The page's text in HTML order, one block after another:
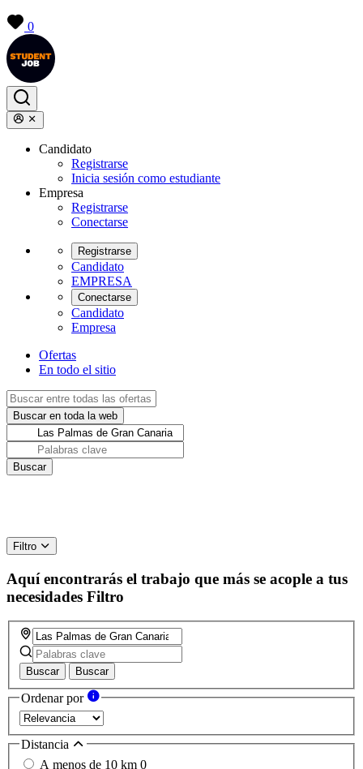
0
Candidato
Registrarse
Inicia sesión como estudiante
Empresa
Registrarse
Conectarse
Registrarse
Candidato
EMPRESA
Conectarse
Candidato
Empresa
Ofertas
En todo el sitio
Filtro
Aquí encontrarás el trabajo que más se acople a tus
necesidades Filtro
Buscar Buscar
Ordenar por
Distancia
A menos de 10 km 0